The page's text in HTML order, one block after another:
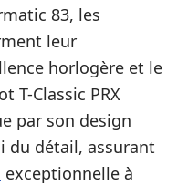
83, les
leur
horlogère et le
T-Classic PRX
par son design
du détail, assurant
exceptionnelle à